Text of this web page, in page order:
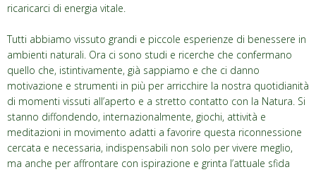
ricaricarci di energia vitale.
Tutti abbiamo vissuto grandi e piccole esperienze di benessere in
ambienti naturali. Ora ci sono studi e ricerche che confermano
quello che, istintivamente, già sappiamo e che ci danno
motivazione e strumenti in più per arricchire la nostra quotidianità
di momenti vissuti all’aperto e a stretto contatto con la Natura. Si
stanno diffondendo, internazionalmente, giochi, attività e
meditazioni in movimento adatti a favorire questa riconnessione
cercata e necessaria, indispensabili non solo per vivere meglio,
ma anche per affrontare con ispirazione e grinta l’attuale sfida